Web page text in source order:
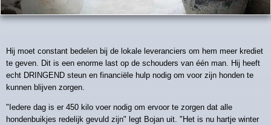
Hij moet constant bedelen bij de lokale leveranciers om hem meer krediet
te geven. Dit is een enorme last op de schouders van één man. Hij heeft
echt DRINGEND steun en financiële hulp nodig om voor zijn honden te
kunnen blijven zorgen.
"Iedere dag is er 450 kilo voer nodig om ervoor te zorgen dat alle
hondenbuikjes redelijk gevuld zijn" legt Bojan uit. "Het is nu hartje winter